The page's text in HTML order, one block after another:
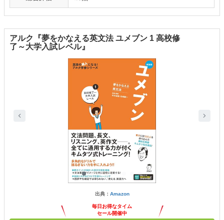
アルク『夢をかなえる英文法 ユメブン 1 高校修
了～大学入試レベル』
出典： Amazon
毎日お得なタイム
セール開催中